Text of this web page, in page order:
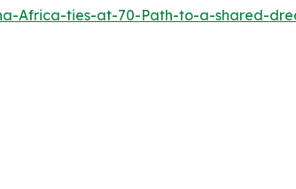
Africa-ties-at-70-Path-to-a-shared-